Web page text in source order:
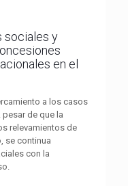
sociales y
en el
a los casos
de que la
relevamientos de
se continua
con la